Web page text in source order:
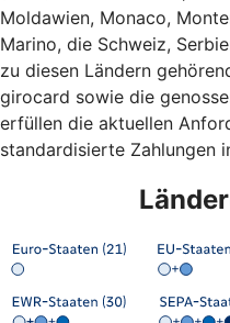
Moldawien, Monaco,
Marino, die Schweiz,
zu diesen Ländern
girocard sowie die
erfüllen die aktuellen
standardisierte Zahlungen